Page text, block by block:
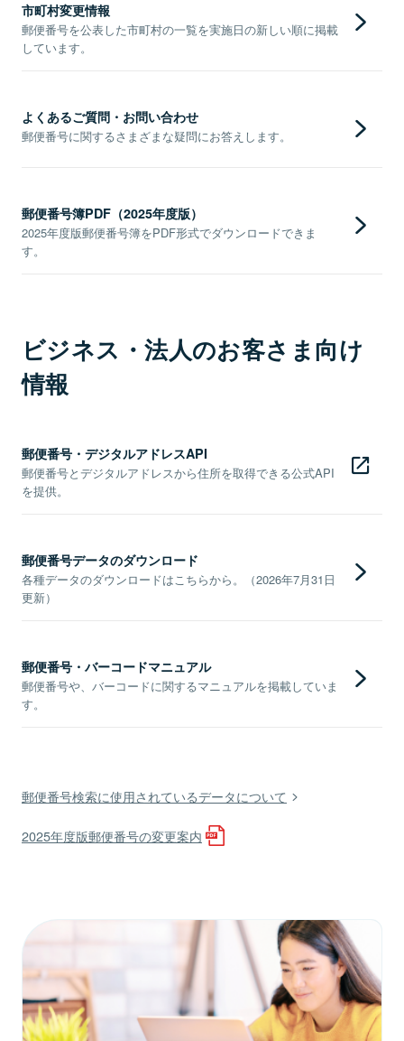
市町村変更情報
郵便番号を公表した市町村の一覧を実施日の新しい順に掲載
しています。
よくあるご質問・お問い合わせ
郵便番号に関するさまざまな疑問にお答えします。
郵便番号簿PDF（2025年度版）
2025年度版郵便番号簿をPDF形式でダウンロードできま
す。
ビジネス・法人のお客さま向け
情報
郵便番号・デジタルアドレスAPI
郵便番号とデジタルアドレスから住所を取得できる公式API
を提供。
郵便番号データのダウンロード
各種データのダウンロードはこちらから。（2026年7月31日
更新）
郵便番号・バーコードマニュアル
郵便番号や、バーコードに関するマニュアルを掲載していま
す。
郵便番号検索に使用されているデータについて
2025年度版郵便番号の変更案内